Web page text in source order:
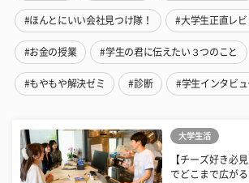
#ほんとにいい会社見つけ隊！ #大学生正直レビ
#お金の授業 #学生の君に伝えたい３つのこと
#もやもや解決ゼミ #診断 #学生インタビュ
大学生活
【チーズ好き必
でどこまで広が